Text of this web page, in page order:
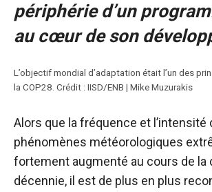
périphérie d’un
au cœur de son
L’objectif mondial d’adaptation était l’un des
la COP28. Crédit : IISD/ENB | Mike Muzurakis
Alors que la fréquence et l’intensité
phénomènes météorologiques
fortement augmenté au cours de la
décennie, il est de plus en plus